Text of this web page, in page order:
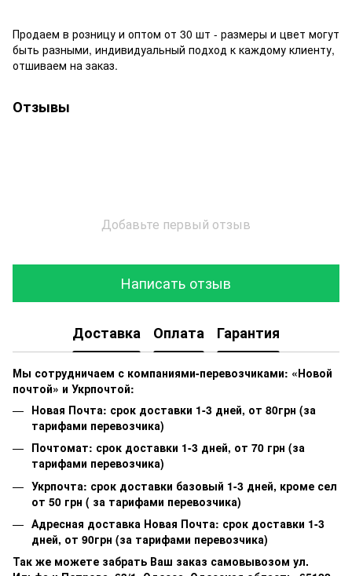
Продаем в розницу и оптом от 30 шт - размеры и цвет могут
быть разными, индивидуальный подход к каждому клиенту,
отшиваем на заказ.
Отзывы
Добавьте первый отзыв
Написать отзыв
Доставка Оплата Гарантия
Мы сотрудничаем с компаниями-перевозчиками: «Новой
почтой» и Укрпочтой:
Новая Почта: срок доставки 1-3 дней, от 80грн (за
тарифами перевозчика)
Почтомат: срок доставки 1-3 дней, от 70 грн (за
тарифами перевозчика)
Укрпочта: срок доставки базовый 1-3 дней, кроме сел
от 50 грн ( за тарифами перевозчика)
Адресная доставка Новая Почта: срок доставки 1-3
дней, от 90грн (за тарифами перевозчика)
Так же можете забрать Ваш заказ самовывозом ул.